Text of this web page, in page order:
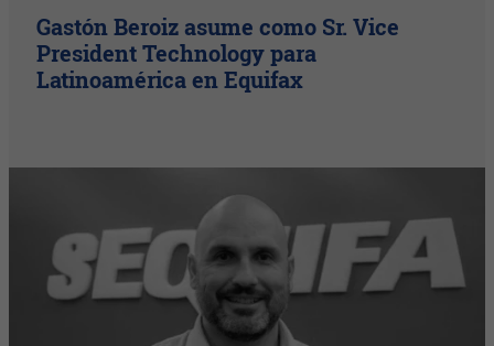
Gastón Beroiz asume como Sr. Vice
President Technology para
Latinoamérica en Equifax